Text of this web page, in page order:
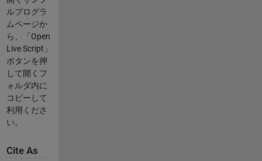
ルプログラ
ムページか
ら、「Open
Live Script」
ボタンを押
して開くフ
ォルダ内に
コピーして
利用くださ
い。
Cite As